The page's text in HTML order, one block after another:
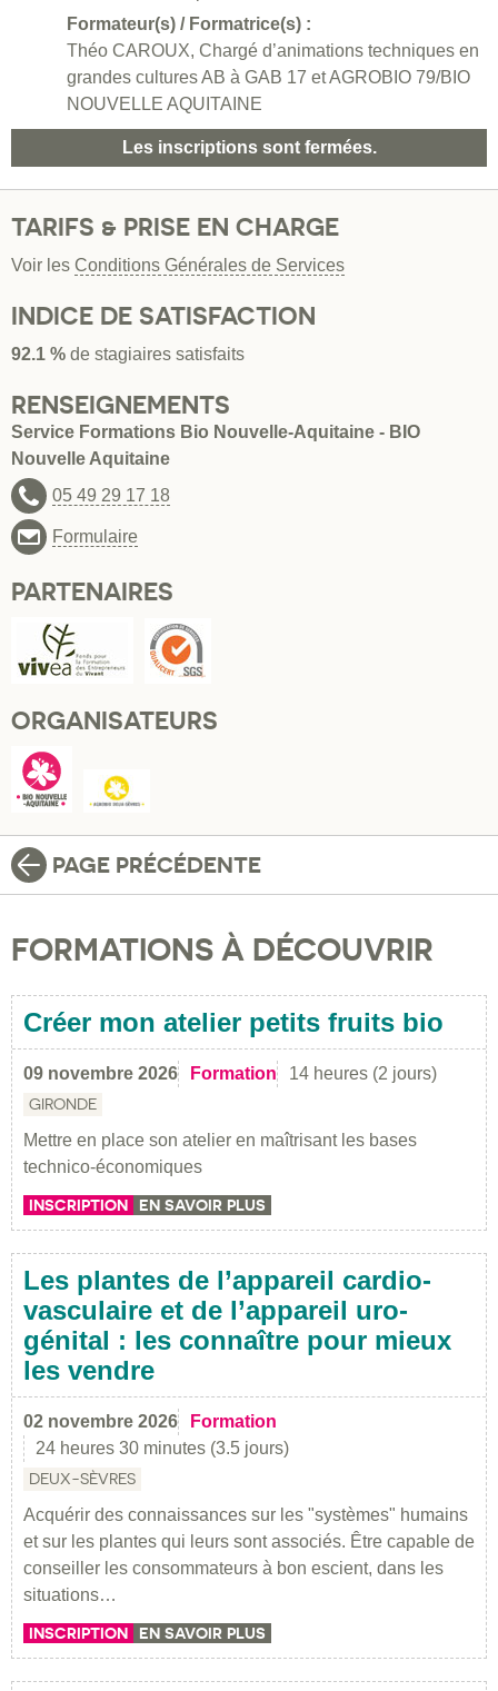
Formateur(s) / Formatrice(s) :
Théo CAROUX, Chargé d’animations techniques en
grandes cultures AB à GAB 17 et AGROBIO 79/BIO
NOUVELLE AQUITAINE
Les inscriptions sont fermées.
TARIFS & PRISE EN CHARGE
Voir les Conditions Générales de Services
INDICE DE SATISFACTION
92.1 % de stagiaires satisfaits
RENSEIGNEMENTS
Service Formations Bio Nouvelle-Aquitaine - BIO
Nouvelle Aquitaine
05 49 29 17 18
Formulaire
PARTENAIRES
ORGANISATEURS
PAGE PRÉCÉDENTE
FORMATIONS À DÉCOUVRIR
Créer mon atelier petits fruits bio
09 novembre 2026 Formation 14 heures (2 jours)
GIRONDE
Mettre en place son atelier en maîtrisant les bases
technico-économiques
INSCRIPTION EN SAVOIR PLUS
Les plantes de l’appareil cardio-
vasculaire et de l’appareil uro-
génital : les connaître pour mieux
les vendre
02 novembre 2026
Formation
24 heures 30 minutes (3.5 jours)
DEUX-SÈVRES
Acquérir des connaissances sur les "systèmes" humains
et sur les plantes qui leurs sont associés. Être capable de
conseiller les consommateurs à bon escient, dans les
situations…
INSCRIPTION EN SAVOIR PLUS